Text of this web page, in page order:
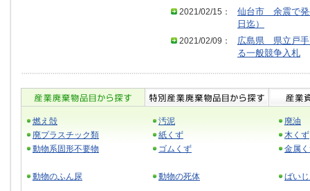
2021/02/15：
仙台市 余震で発
日迄）
2021/02/09：
広島県 県立戸手
る一般競争入札
燃え殻 汚泥
廃油
廃プラスチック類
紙くず
木くず
動物系固形不要物
ゴムくず 金属
動物のふん尿 動物の死体 ばい